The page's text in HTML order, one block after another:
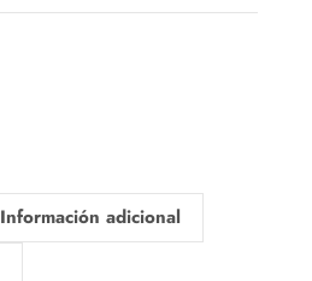
Información adicional